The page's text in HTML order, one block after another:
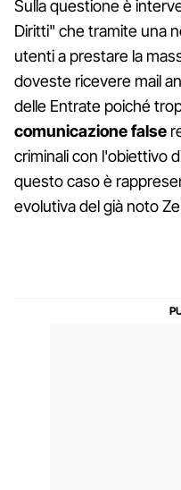
Sulla questione è
Diritti" che tramite una
utenti a prestare la
doveste ricevere mail
delle Entrate poiché
comunicazione false
criminali con l'obiettivo
questo caso è
evolutiva del già noto